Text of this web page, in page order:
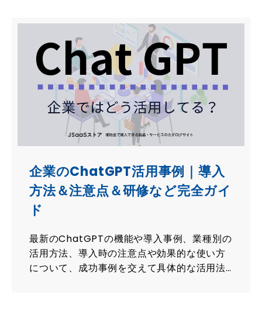
企業のChatGPT活用事例｜導入
方法＆注意点＆研修など完全ガイ
ド
最新のChatGPTの機能や導入事例、業種別の
活用方法、導入時の注意点や効果的な使い方
について、成功事例を交えて具体的な活用法